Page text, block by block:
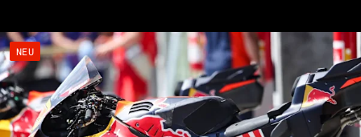
NEU